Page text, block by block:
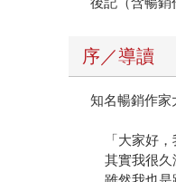
序／導讀
知名暢銷作家
「大家好，
其實我很久